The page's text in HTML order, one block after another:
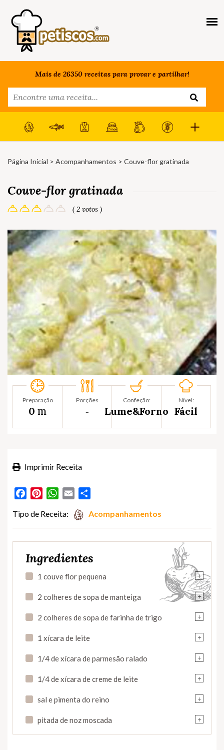
Mais de 26350 receitas para provar e partilhar!
Página Inicial > Acompanhamentos > Couve-flor gratinada
Couve-flor gratinada
( 2 votos )
Preparação
0 m
Porções
‐
Confeção:
Lume&Forno
Nível:
Fácil
Imprimir Receita
FacebookPinterestWhatsApp
Email
Tipo de Receita: Acompanhamentos
Ingredientes
+
1 couve flor pequena
+
2 colheres de sopa de manteiga
+
2 colheres de sopa de farinha de trigo
+
1 xícara de leite
+
1/4 de xícara de parmesão ralado
+
1/4 de xícara de creme de leite
+
sal e pimenta do reino
+
pitada de noz moscada